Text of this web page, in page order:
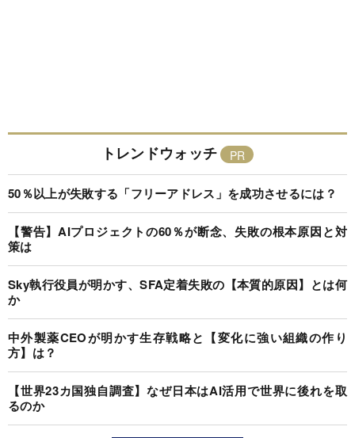
トレンドウォッチ
50％以上が失敗する「フリーアドレス」を成功させるには？
【警告】AIプロジェクトの60％が断念、失敗の根本原因と対
策は
Sky執行役員が明かす、SFA定着失敗の【本質的原因】とは何
か
中外製薬CEOが明かす生存戦略と【変化に強い組織の作り
方】は？
【世界23カ国独自調査】なぜ日本はAI活用で世界に後れを取
るのか